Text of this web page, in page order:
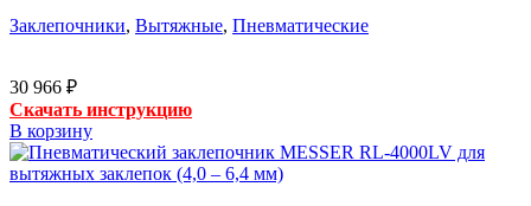
Заклепочники, Вытяжные, Пневматические
30 966 ₽
Скачать инструкцию
В корзину